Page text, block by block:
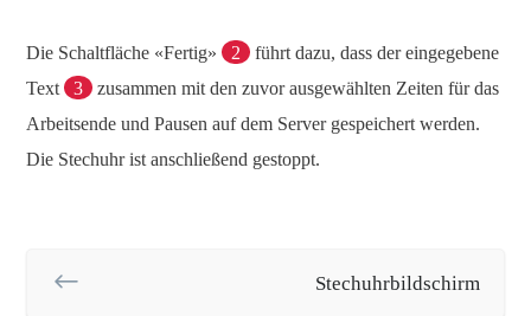
Die Schaltfläche «Fertig» 2
führt dazu, dass der eingegebene
Text
3
zusammen mit den zuvor ausgewählten Zeiten für das
Arbeitsende und Pausen auf dem Server gespeichert werden.
Die Stechuhr ist anschließend gestoppt.
Stechuhrbildschirm